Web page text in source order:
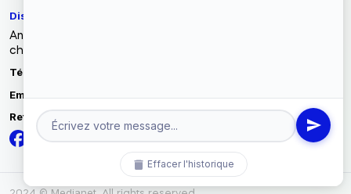
Effacer l'historique
Discovery Intech Tunisie
Angle rue du métal, rue des entrepreneurs zone industrielle
charguia II Carthage - Tunisie 2035 Tunis
Tél :
Email :
Retrouvez-nous sur